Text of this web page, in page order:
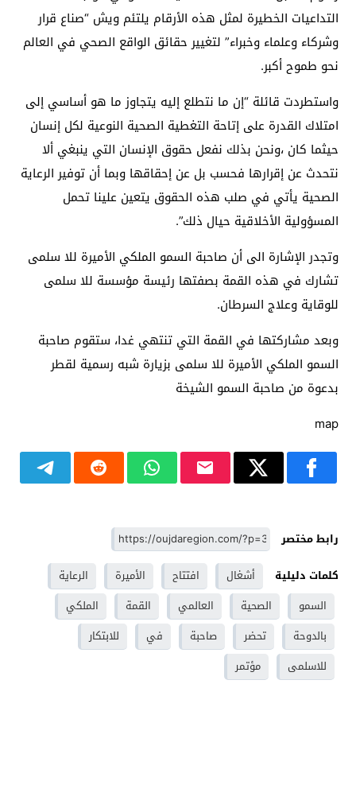
التداعيات الخطيرة لمثل هذه الأرقام يلتئم ويش “صناع قرار
وشركاء وعلماء وخبراء” لتغيير حقائق الواقع الصحي في العالم
نحو طموح أكبر.
واستطردت قائلة “إن ما نتطلع إليه يتجاوز ما هو أساسي إلى
امتلاك القدرة على إتاحة التغطية الصحية النوعية لكل إنسان
حيثما كان ،ونحن بذلك نفعل حقوق الإنسان التي ينبغي ألا
نتحدث عن إقرارها فحسب بل عن إحقاقها وبما أن توفير الرعاية
الصحية يأتي في صلب هذه الحقوق يتعين علينا تحمل
المسؤولية الأخلاقية حيال ذلك”.
وتجدر الإشارة الى أن صاحبة السمو الملكي الأميرة للا سلمى
تشارك في هذه القمة بصفتها رئيسة مؤسسة للا سلمى
للوقاية وعلاج السرطان.
وبعد مشاركتها في القمة التي تنتهي غدا، ستقوم صاحبة
السمو الملكي الأميرة للا سلمى بزيارة شبه رسمية لقطر
بدعوة من صاحبة السمو الشيخة
map
رابط مختصر
كلمات دليلية
أشغال افتتاح الأميرة
الرعاية
السمو
الصحية العالمي القمة
الملكي
بالدوحة
تحضر صاحبة في
للابتكار
للاسلمى
مؤتمر